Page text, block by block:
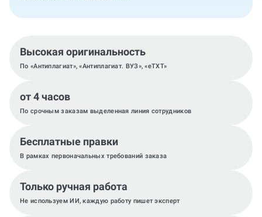
Высокая оригинальность
По «Антиплагиат», «Антиплагиат. ВУЗ», «eTXT»
от 4 часов
По срочным заказам выделенная линия сотрудников
Бесплатные правки
В рамках первоначальных требований заказа
Только ручная работа
Не используем ИИ, каждую работу пишет эксперт